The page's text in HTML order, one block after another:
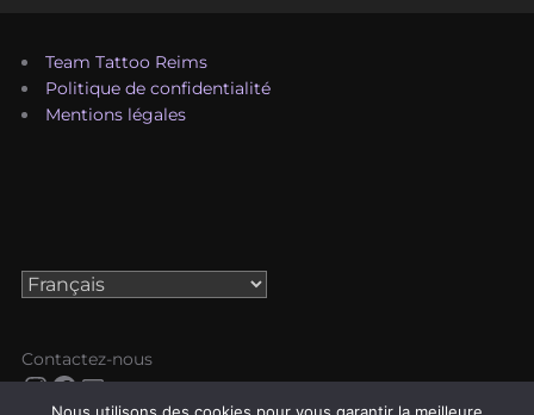
Team Tattoo Reims
Politique de confidentialité
Mentions légales
Choisir
Contactez-nous
Instagram
Facebook
E-mail